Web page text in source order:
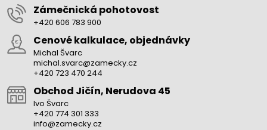
Zámečnická pohotovost
+420 606 783 900
Cenové kalkulace, objednávky
Michal Švarc
michal.svarc@zamecky.cz
+420 723 470 244
Obchod Jičín, Nerudova 45
Ivo Švarc
+420 774 301 333
info@zamecky.cz